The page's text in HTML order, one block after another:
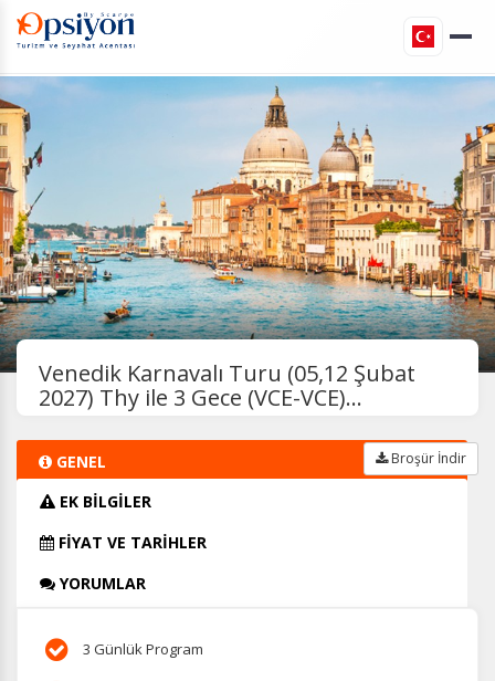
Venedik Karnavalı Turu (05,12 Şubat
2027) Thy ile 3 Gece (VCE-VCE)...
GENEL
EK BİLGİLER
FİYAT VE TARİHLER
YORUMLAR
Broşür İndir
3 Günlük Program